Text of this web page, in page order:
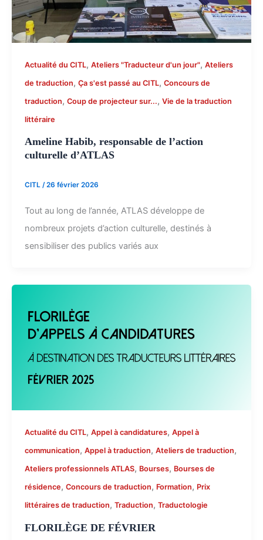
Actualité du CITL, Ateliers "Traducteur d'un jour", Ateliers
de traduction, Ça s'est passé au CITL, Concours de
traduction, Coup de projecteur sur..., Vie de la traduction
littéraire
Ameline Habib, responsable de l’action
culturelle d’ATLAS
CITL /26 février 2026
Tout au long de l’année, ATLAS développe de
nombreux projets d’action culturelle, destinés à
sensibiliser des publics variés aux
Actualité du CITL, Appel à candidatures, Appel à
communication, Appel à traduction, Ateliers de traduction,
Ateliers professionnels ATLAS, Bourses, Bourses de
résidence, Concours de traduction, Formation, Prix
littéraires de traduction, Traduction, Traductologie
FLORILÈGE DE FÉVRIER